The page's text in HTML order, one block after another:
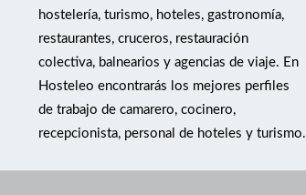
hostelería, turismo, hoteles, gastronomía,
restaurantes, cruceros, restauración
colectiva, balnearios y agencias de viaje. En
Hosteleo encontrarás los mejores perfiles
de trabajo de camarero, cocinero,
recepcionista, personal de hoteles y turismo.